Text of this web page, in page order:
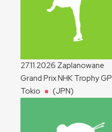
27.11.2026 Zaplanowane
Grand Prix NHK TrophyGP
Tokio
(JPN)